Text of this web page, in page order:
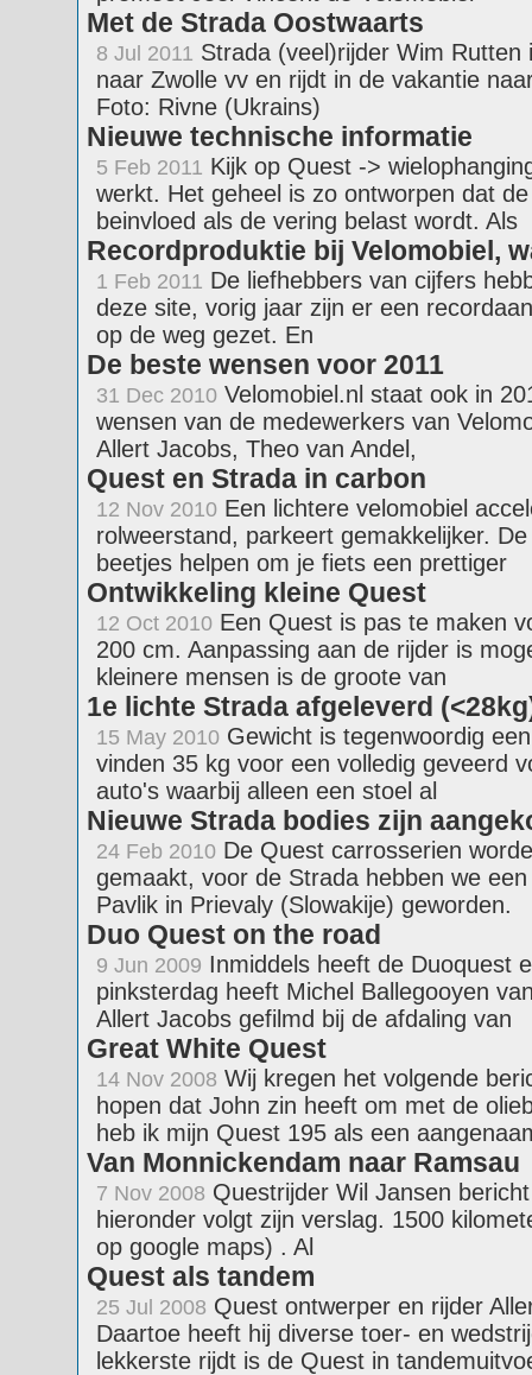
Met de Strada Oostwaarts
8 Jul 2011 Strada (veel)rijder Wim
naar Zwolle vv en rijdt in de vakantie
Foto: Rivne (Ukrains)
Nieuwe technische informatie
5 Feb 2011 Kijk op Quest ->
werkt. Het geheel is zo ontworpen dat
beinvloed als de vering belast wordt. Als
Recordproduktie bij Velomobiel,
1 Feb 2011 De liefhebbers van cijfers
deze site, vorig jaar zijn er een
op de weg gezet. En
De beste wensen voor 2011
31 Dec 2010 Velomobiel.nl staat ook in
wensen van de medewerkers van
Allert Jacobs, Theo van Andel,
Quest en Strada in carbon
12 Nov 2010 Een lichtere velomobiel
rolweerstand, parkeert gemakkelijker.
beetjes helpen om je fiets een prettiger
Ontwikkeling kleine Quest
12 Oct 2010 Een Quest is pas te maken
200 cm. Aanpassing aan de rijder is
kleinere mensen is de groote van
1e lichte Strada afgeleverd
15 May 2010 Gewicht is tegenwoordig
vinden 35 kg voor een volledig geveerd
auto's waarbij alleen een stoel al
Nieuwe Strada bodies zijn
24 Feb 2010 De Quest carrosserien
gemaakt, voor de Strada hebben we
Pavlik in Prievaly (Slowakije) geworden.
Duo Quest on the road
9 Jun 2009 Inmiddels heeft de Duoquest
pinksterdag heeft Michel Ballegooyen
Allert Jacobs gefilmd bij de afdaling van
Great White Quest
14 Nov 2008 Wij kregen het volgende
hopen dat John zin heeft om met de
heb ik mijn Quest 195 als een
Van Monnickendam naar Ramsau
7 Nov 2008 Questrijder Wil Jansen
hieronder volgt zijn verslag. 1500
op google maps) . Al
Quest als tandem
25 Jul 2008 Quest ontwerper en rijder
Daartoe heeft hij diverse toer- en
lekkerste rijdt is de Quest in